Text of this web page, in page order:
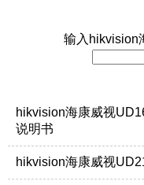
输入hikvision
hikvision海康威视
说明书
hikvision海康威视